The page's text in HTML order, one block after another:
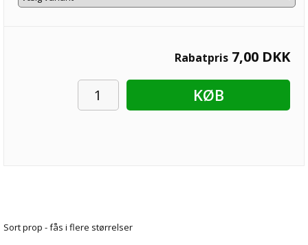
Rabatpris 7,00 DKK
KØB
Sort prop - fås i flere størrelser